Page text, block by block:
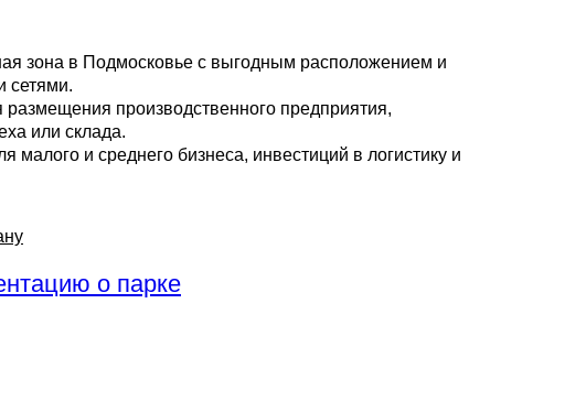
зона в Подмосковье с выгодным расположением и
сетями.
размещения производственного предприятия,
или склада.
малого и среднего бизнеса, инвестиций в логистику и
о парке